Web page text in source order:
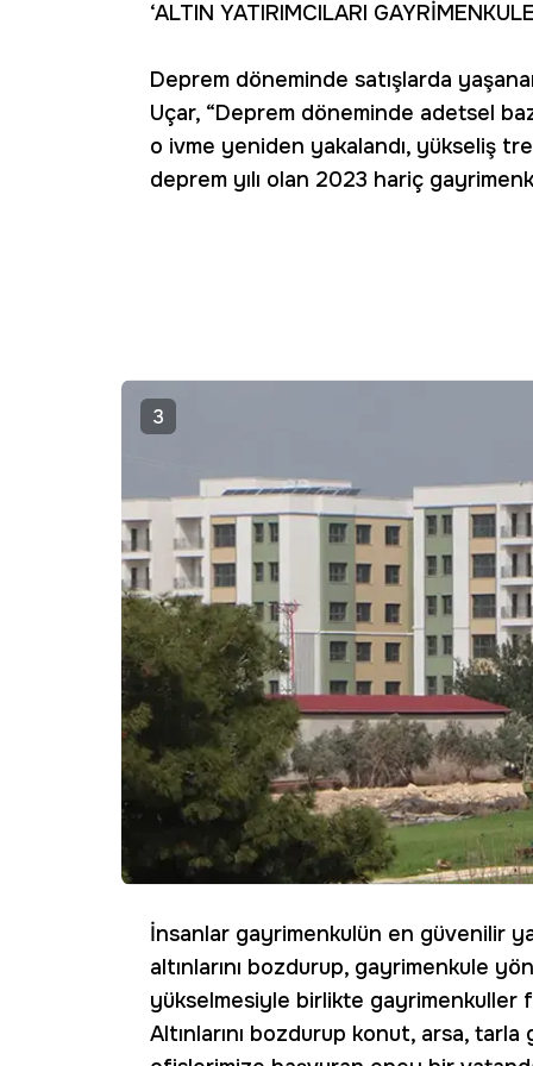
‘ALTIN YATIRIMCILARI
Deprem döneminde satışlarda
Uçar, “Deprem döneminde adetsel
o ivme yeniden yakalandı, yükseliş
deprem yılı olan 2023 hariç
3
İnsanlar gayrimenkulün en güvenilir
altınlarını bozdurup, gayrimenkule
yükselmesiyle birlikte gayrimenkuller
Altınlarını bozdurup konut, arsa,